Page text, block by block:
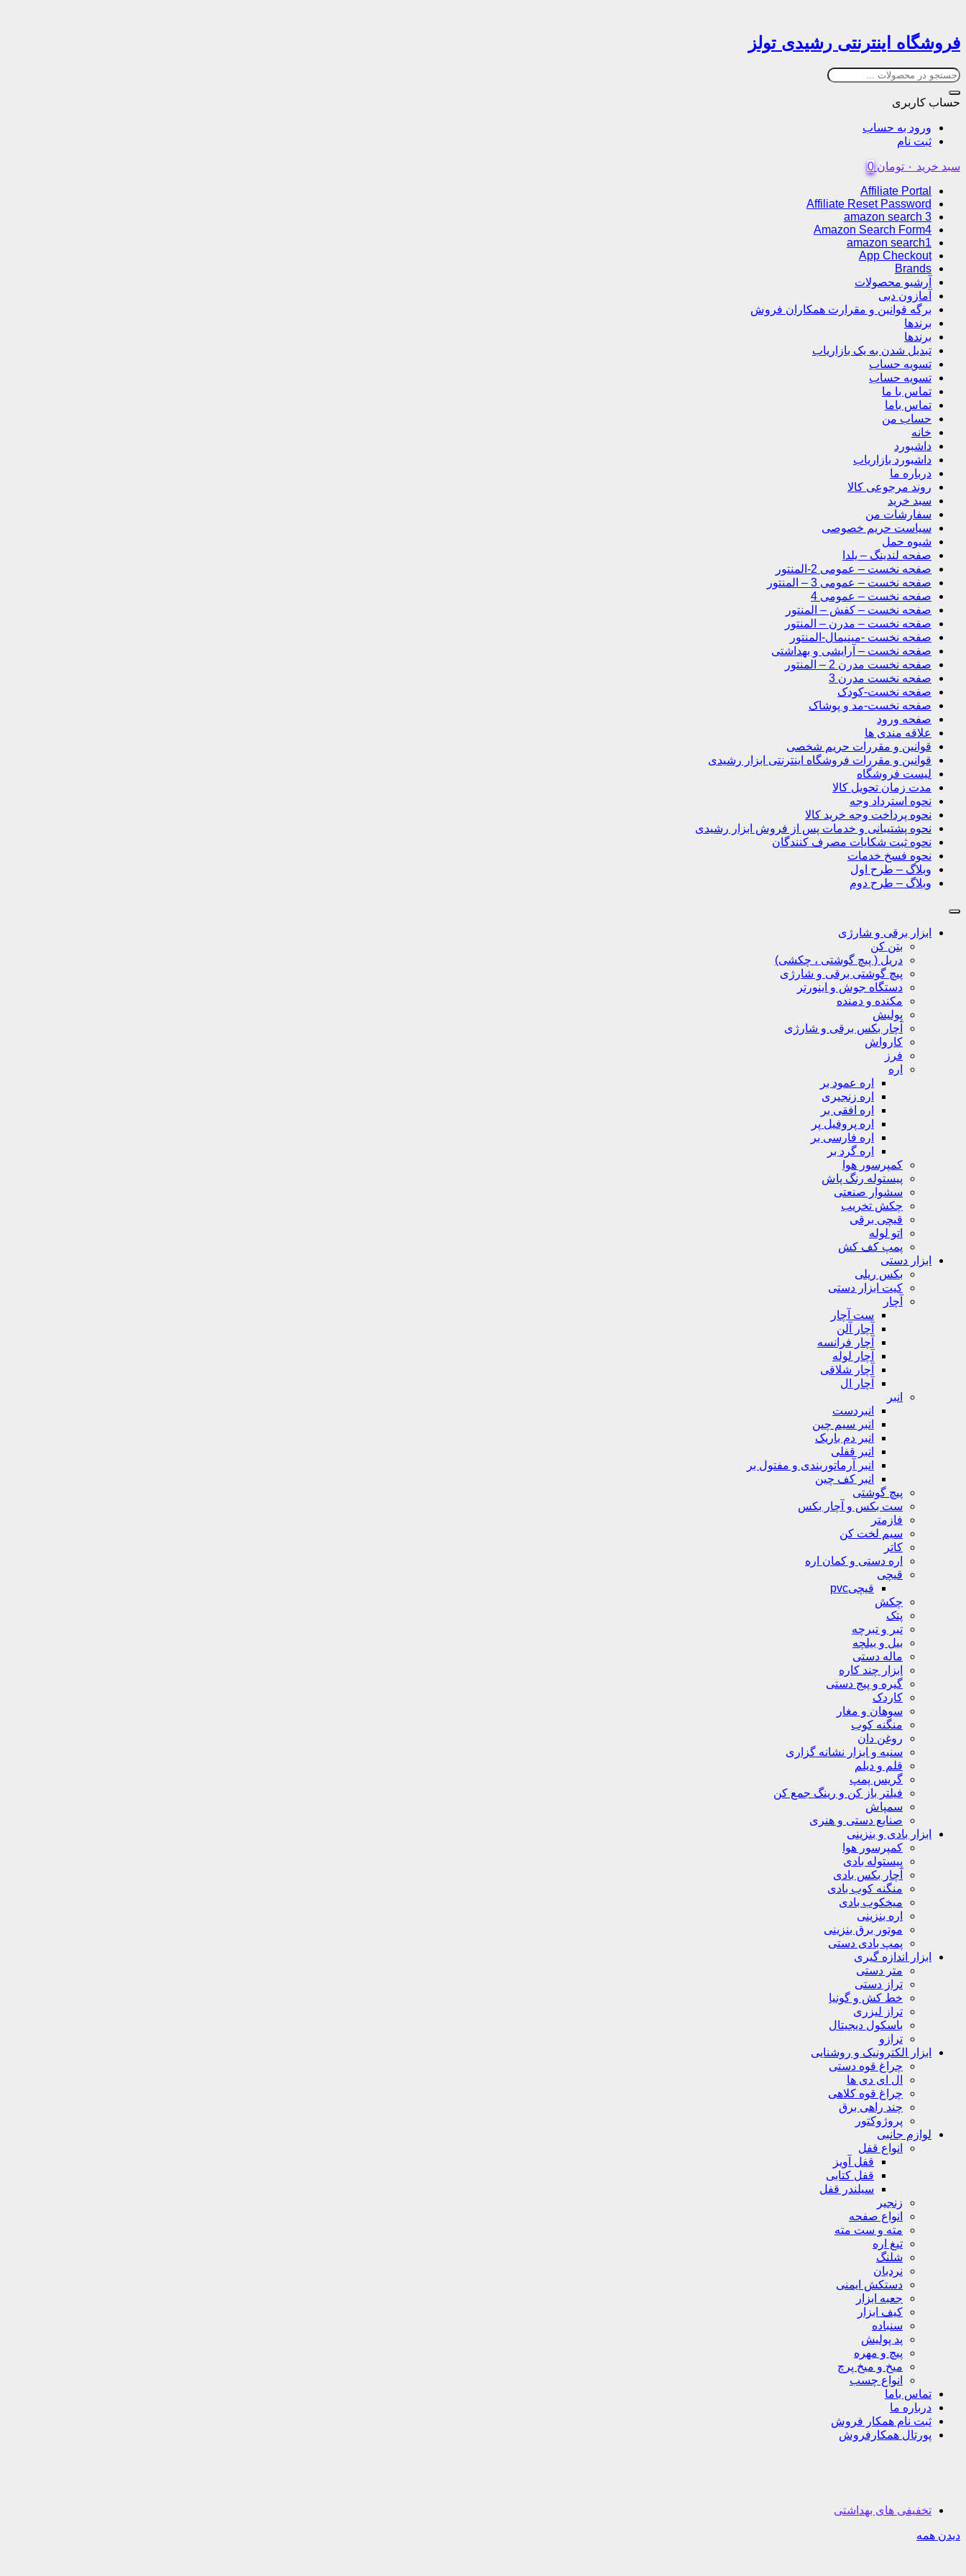
فروشگاه اینترنتی رشیدی تولز
حساب کاربری
ورود به حساب
ثبت نام
سبد خرید ۰ تومان 0
Affiliate Portal
Affiliate Reset Password
amazon search 3
Amazon Search Form4
amazon search1
App Checkout
Brands
آرشیو محصولات
آمازون دبی
برگه قوانین و مقرارت همکاران فروش
برندها
برندها
تبدیل شدن به یک بازاریاب
تسویه حساب
تسویه حساب
تماس با ما
تماس باما
حساب من
خانه
داشبورد
داشبورد بازاریاب
درباره ما
روند مرجوعی کالا
سبد خرید
سفارشات من
سیاست حریم خصوصی
شیوه حمل
صفحه لندینگ – یلدا
صفحه نخست – عمومی 2-المنتور
صفحه نخست – عمومی 3 – المنتور
صفحه نخست – عمومی 4
صفحه نخست – کفش – المنتور
صفحه نخست – مدرن – المنتور
صفحه نخست -مینیمال-المنتور
صفحه نخست – آرایشی و بهداشتی
صفحه نخست مدرن 2 – المنتور
صفحه نخست مدرن 3
صفحه نخست-کودک
صفحه نخست-مد و پوشاک
صفحه ورود
علاقه مندی ها
قوانین و مقررات حریم شخصی
قوانین و مقررات فروشگاه اینترنتی ابزار رشیدی
لیست فروشگاه
مدت زمان تحویل کالا
نحوه استرداد وجه
نحوه پرداخت وجه خرید کالا
نحوه پشتیبانی و خدمات پس از فروش ابزار رشیدی
نحوه ثبت شکایات مصرف کنندگان
نحوه فسخ خدمات
وبلاگ – طرح اول
وبلاگ – طرح دوم
ابزار برقی و شارژی
بتن کن
دریل ( پیچ گوشتی ، چکشی)
پیچ گوشتی برقی و شارژی
دستگاه جوش و اینورتر
مکنده و دمنده
پولیش
آچار بکس برقی و شارژی
کارواش
فرز
اره
اره عمود بر
اره زنجیری
اره افقی بر
اره پروفیل پر
اره فارسی بر
اره گرد بر
کمپرسور هوا
پیستوله رنگ پاش
سشوار صنعتی
چکش تخریب
قیچی برقی
اتو لوله
پمپ کف کش
ابزار دستی
بکس ریلی
کیت ابزار دستی
آچار
ست آچار
آچار آلن
آچار فرانسه
آچار لوله
آچار شلاقی
آچار ال
انبر
انبردست
انبر سیم چین
انبر دم باریک
انبر قفلی
انبر آرماتوربندی و مفتول بر
انبر کف چین
پیچ گوشتی
ست بکس و آچار بکس
فازمتر
سیم لخت کن
کاتر
اره دستی و کمان اره
قیچی
قیچیpvc
چکش
پتک
تبر و تبرچه
بیل و بیلچه
ماله دستی
ابزار چند کاره
گیره و پیج دستی
کاردک
سوهان و مغار
منگنه کوب
روغن دان
سنبه و ابزار نشانه گزاری
قلم و دیلم
گریس پمپ
فیلتر باز کن و رینگ جمع کن
سمپاش
صنایع دستی و هنری
ابزار بادی و بنزینی
کمپرسور هوا
پیستوله بادی
آچار بکس بادی
منگنه کوب بادی
میخکوب بادی
اره بنزینی
موتور برق بنزینی
پمپ بادی دستی
ابزار اندازه گیری
متر دستی
تراز دستی
خط کش و گونیا
تراز لیزری
باسکول دیجیتال
ترازو
ابزار الکترونیک و روشنایی
چراغ قوه دستی
ال ای دی ها
چراغ قوه کلاهی
چند راهی برق
پروژوکتور
لوازم جانبی
انواع قفل
قفل آویز
قفل کتابی
سیلندر قفل
زنجیر
انواع صفحه
مته و ست مته
تیغ اره
شلنگ
نردبان
دستکش ایمنی
جعبه ابزار
کیف ابزار
سنباده
پد پولیش
پیچ و مهره
میخ و میخ پرچ
انواع چسب
تماس باما
درباره ما
ثبت نام همکار فروش
پورتال همکارفروش
تخفیفی های بهداشتی
دیدن همه